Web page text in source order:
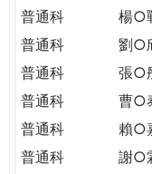
普通科
楊○
普通科
劉○
普通科
張○
普通科
曹○
普通科
賴○
普通科
謝○